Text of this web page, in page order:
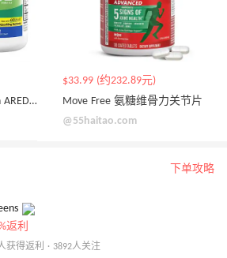
第2件半价！PreserVision AREDS 2 眼部维生素补充剂
$33.99 (约232.89元)
Move Free 氨糖维骨力关节片
@55haitao.com
下单攻略
返利
获得返利 · 3892人关注